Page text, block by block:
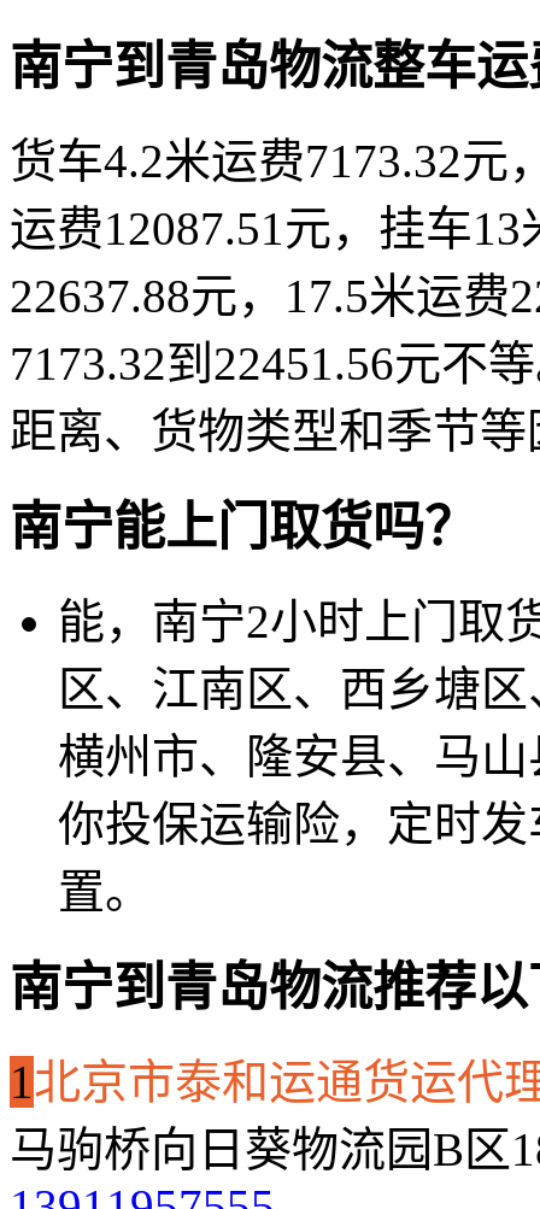
南宁到青岛物流整车
货车4.2米运费7173.32元
运费12087.51元，挂车
22637.88元，17.5米运费
7173.32到22451.56元不
距离、货物类型和季节
南宁能上门取货吗？
能，南宁2小时上门取
区、江南区、西乡塘
横州市、隆安县、马
你投保运输险，定时
置。
南宁到青岛物流推荐
1北京市泰和运通货运代
马驹桥向日葵物流园B区